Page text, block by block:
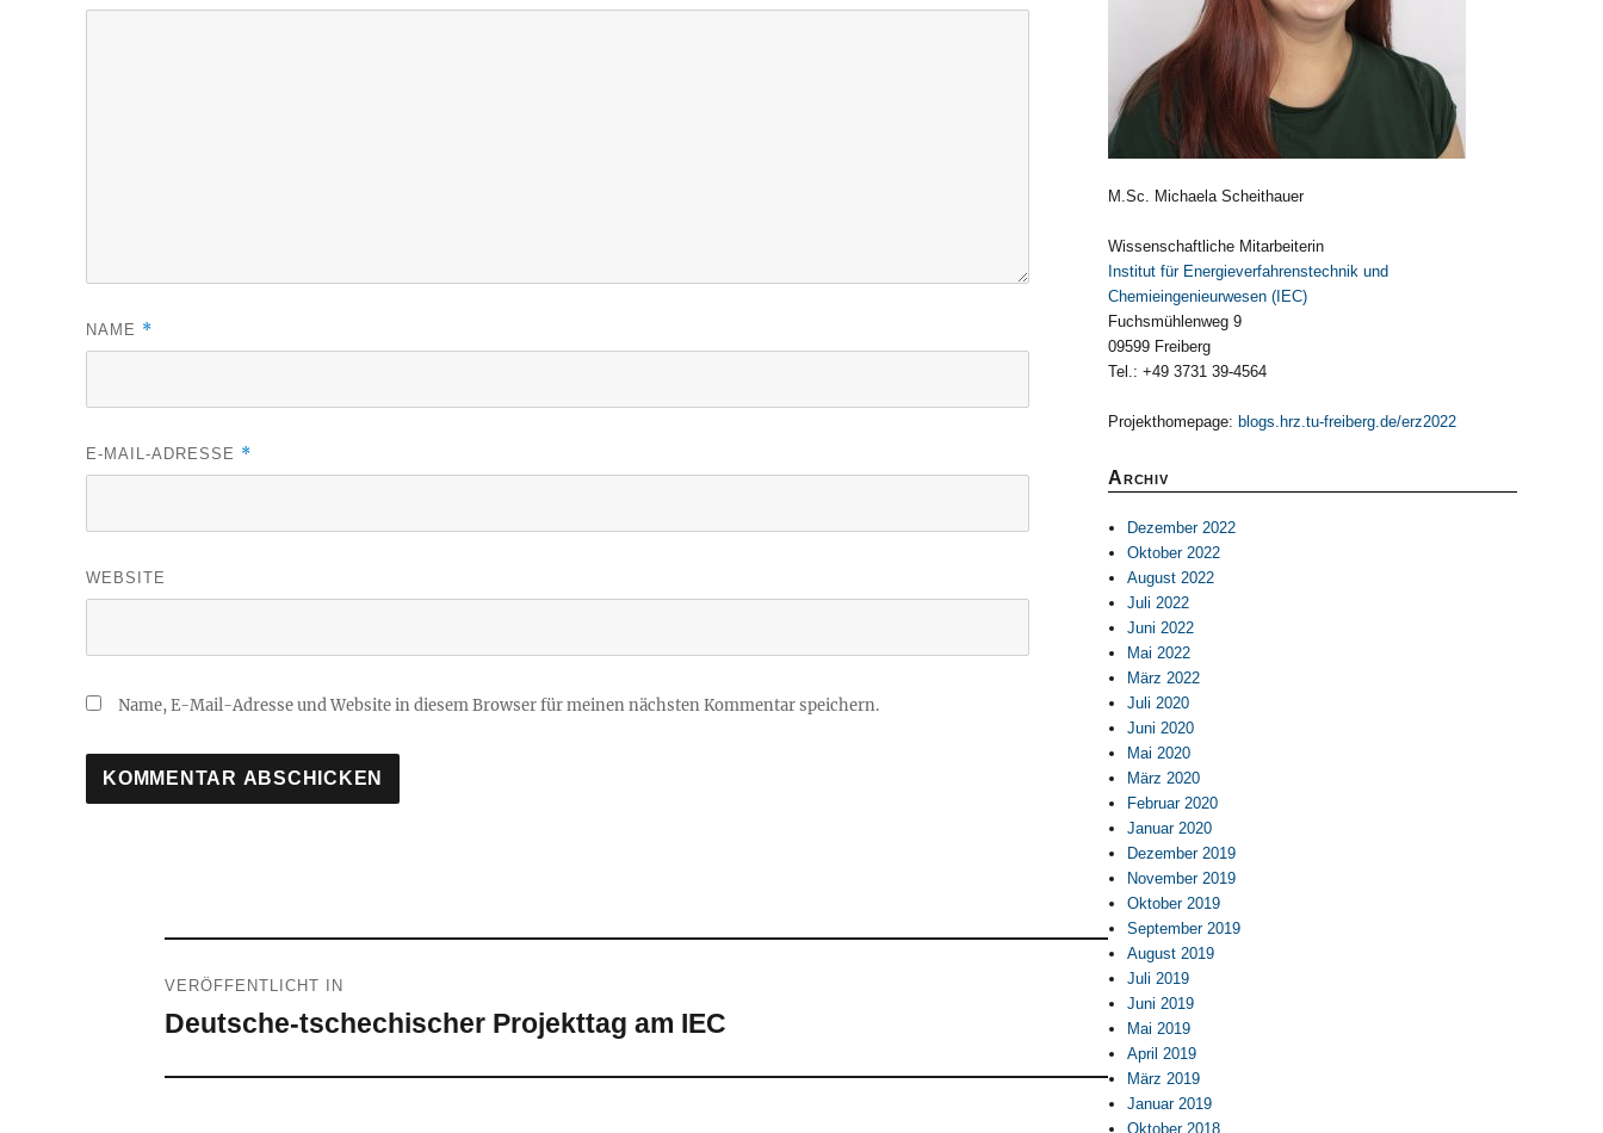
NAME *
E-MAIL-ADRESSE *
WEBSITE
Name, E-Mail-Adresse und Website in diesem Browser für meinen nächsten Kommentar speichern.
VERÖFFENTLICHT IN
Deutsche-tschechischer Projekttag am IEC
M.Sc. Michaela Scheithauer
Wissenschaftliche Mitarbeiterin
Institut für Energieverfahrenstechnik und
Chemieingenieurwesen (IEC)
Fuchsmühlenweg 9
09599 Freiberg
Tel.: +49 3731 39-4564
Projekthomepage:blogs.hrz.tu-freiberg.de/erz2022
Archiv
Dezember 2022
Oktober 2022
August 2022
Juli 2022
Juni 2022
Mai 2022
März 2022
Juli 2020
Juni 2020
Mai 2020
März 2020
Februar 2020
Januar 2020
Dezember 2019
November 2019
Oktober 2019
September 2019
August 2019
Juli 2019
Juni 2019
Mai 2019
April 2019
März 2019
Januar 2019
Oktober 2018